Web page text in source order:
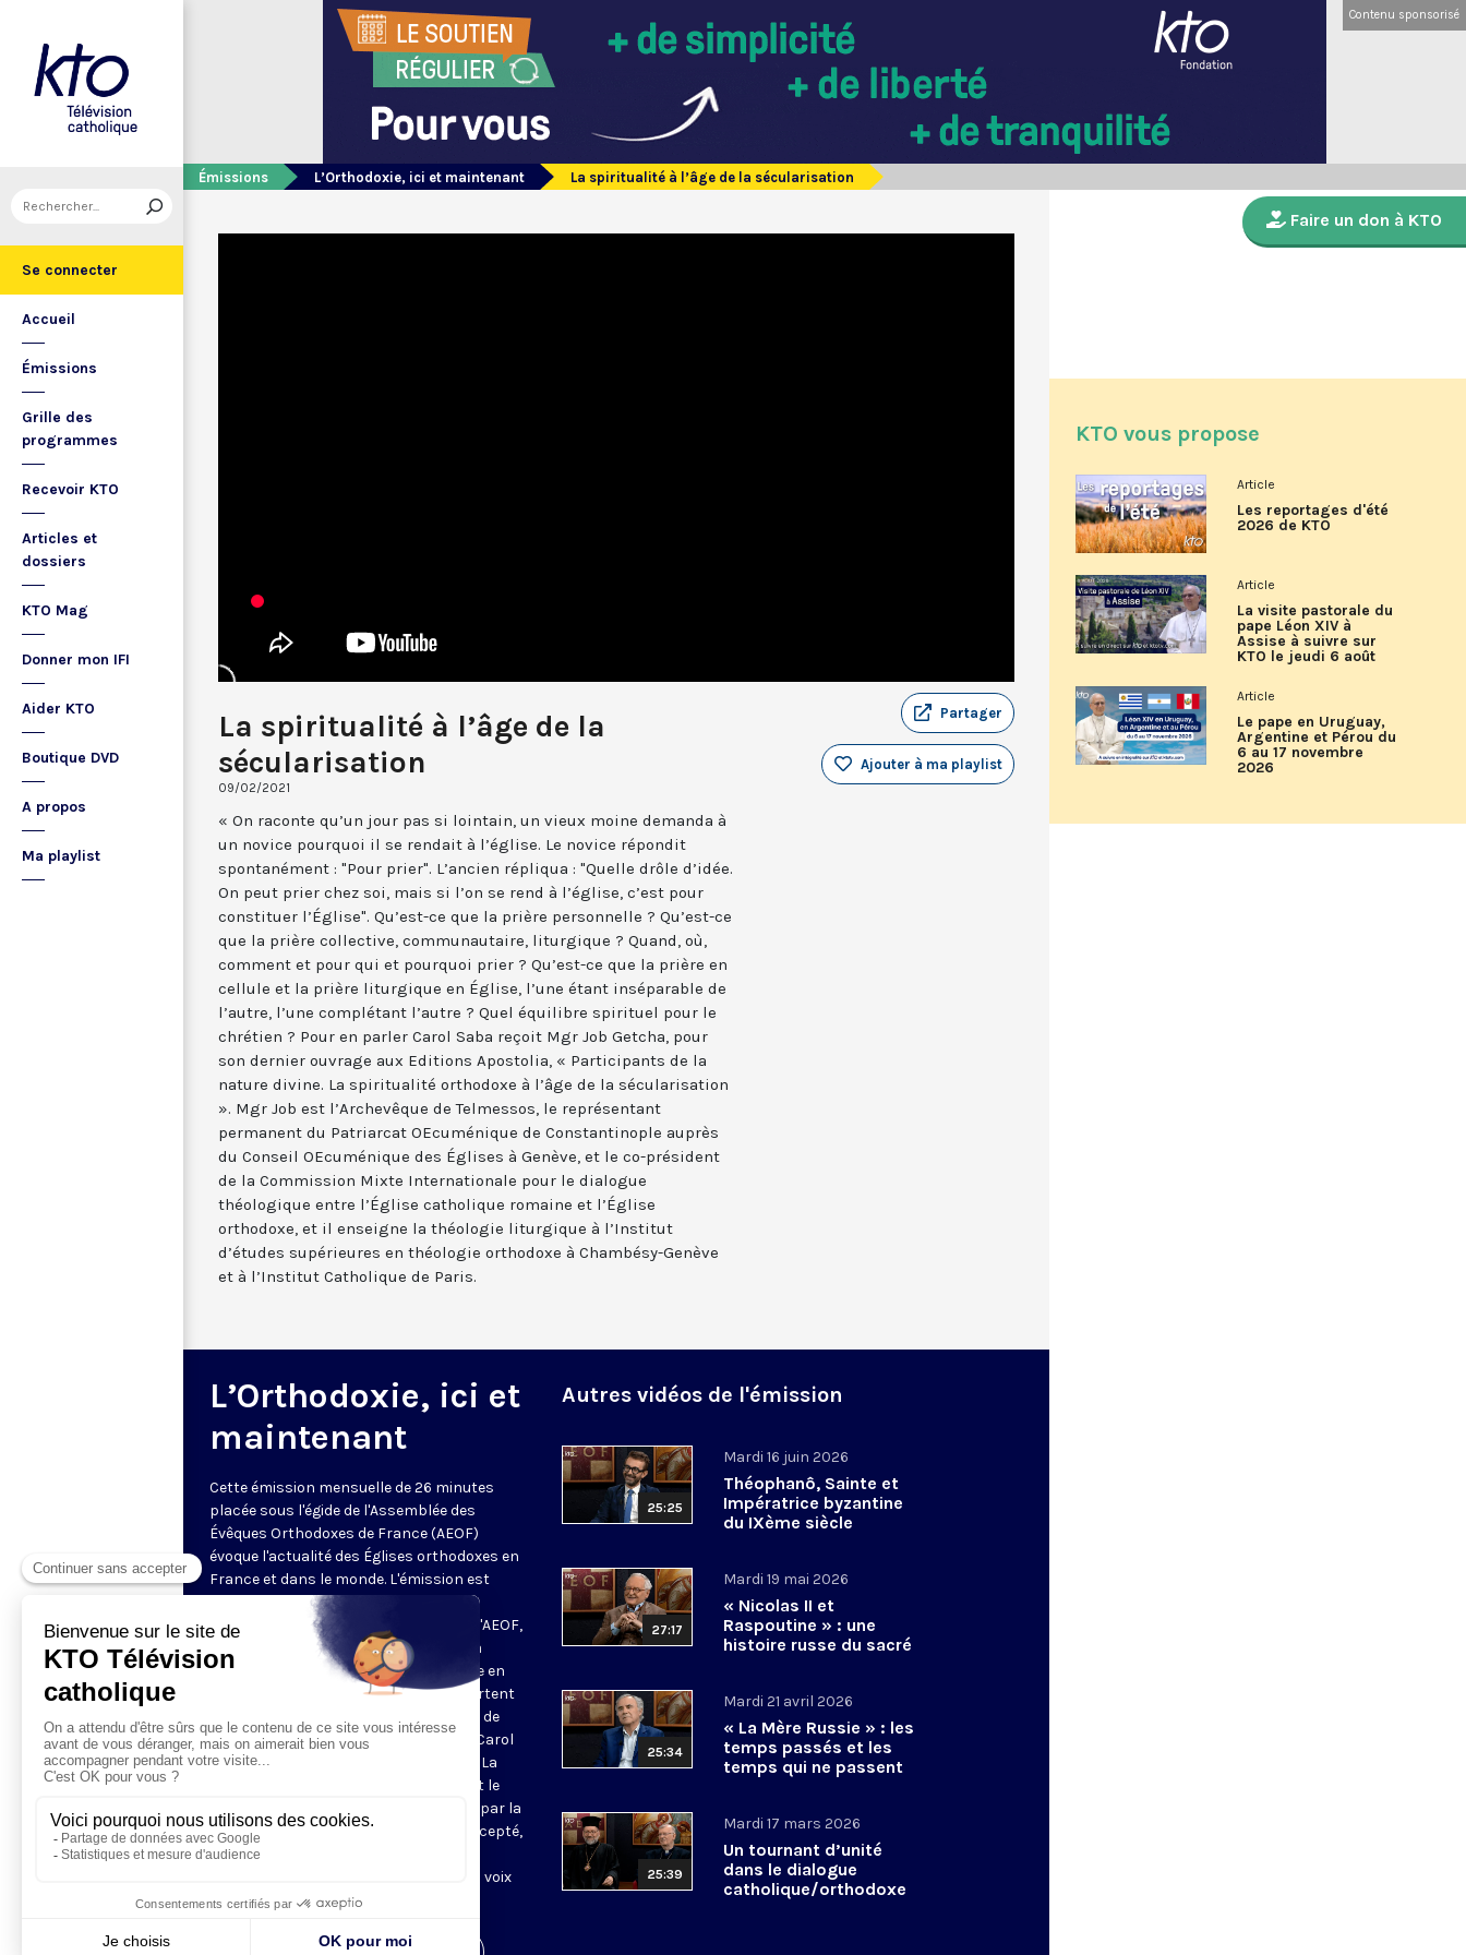
Se connecter
Accueil
Émissions
Grille des
programmes
Recevoir KTO
Articles et
dossiers
KTO Mag
Donner mon IFI
Aider KTO
Boutique DVD
A propos
Ma playlist
Contenu sponsorisé
Émissions L’Orthodoxie, ici et maintenant La spiritualité à l’âge de la sécularisation
La spiritualité à l’âge de la
sécularisation
09/02/2021
Partager
Ajouter à ma playlist
« On raconte qu’un jour pas si lointain, un vieux moine demanda à
un novice pourquoi il se rendait à l’église. Le novice répondit
spontanément : "Pour prier". L’ancien répliqua : "Quelle drôle d’idée.
On peut prier chez soi, mais si l’on se rend à l’église, c’est pour
constituer l’Église". Qu’est-ce que la prière personnelle ? Qu’est-ce
que la prière collective, communautaire, liturgique ? Quand, où,
comment et pour qui et pourquoi prier ? Qu’est-ce que la prière en
cellule et la prière liturgique en Église, l’une étant inséparable de
l’autre, l’une complétant l’autre ? Quel équilibre spirituel pour le
chrétien ? Pour en parler Carol Saba reçoit Mgr Job Getcha, pour
son dernier ouvrage aux Editions Apostolia, « Participants de la
nature divine. La spiritualité orthodoxe à l’âge de la sécularisation
». Mgr Job est l’Archevêque de Telmessos, le représentant
permanent du Patriarcat OEcuménique de Constantinople auprès
du Conseil OEcuménique des Églises à Genève, et le co-président
de la Commission Mixte Internationale pour le dialogue
théologique entre l’Église catholique romaine et l’Église
orthodoxe, et il enseigne la théologie liturgique à l’Institut
d’études supérieures en théologie orthodoxe à Chambésy-Genève
et à l’Institut Catholique de Paris.
L’Orthodoxie, ici et
maintenant
Cette émission mensuelle de 26 minutes
placée sous l'égide de l'Assemblée des
Évêques Orthodoxes de France (AEOF)
évoque l'actualité des Églises orthodoxes en
France et dans le monde. L'émission est
animée et présentée par Carol Saba,
responsable de la communication de l'AEOF,
qui cherche lors de chaque émission, à
s’entretenir avec un auteur et à mettre en
relief les dernières publications qui portent
sur la théologie orthodoxe et le monde de
l’orthodoxie. Pour communiquer avec Carol
SABA : Email : carol.saba@wanadoo.fr . La
musique du générique de l’émission est le
célèbre chant AGNI PARTHENE chanté par la
chef de chœur NANA PERADZE qui a accepté,
gracieusement, depuis la fondation de
l'émission, d'associer sa musique et sa voix
au lancement de l'émission.
Autres vidéos de l'émission
25:25
Mardi 16 juin 2026
Théophanô, Sainte et
Impératrice byzantine
du IXème siècle
27:17
Mardi 19 mai 2026
« Nicolas II et
Raspoutine » : une
histoire russe du sacré
?
25:34
Mardi 21 avril 2026
« La Mère Russie » : les
temps passés et les
temps qui ne passent
25:39
Mardi 17 mars 2026
Un tournant d’unité
dans le dialogue
catholique/orthodoxe
Faire un don à KTO
KTO vous propose
Article
Les reportages d'été
2026 de KTO
Article
La visite pastorale du
pape Léon XIV à
Assise à suivre sur
KTO le jeudi 6 août
Article
Le pape en Uruguay,
Argentine et Pérou du
6 au 17 novembre
2026